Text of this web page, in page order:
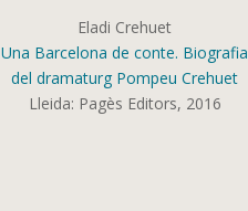
Eladi Crehuet
Una Barcelona de conte. Biografia
del dramaturg Pompeu Crehuet
Lleida: Pagès Editors, 2016